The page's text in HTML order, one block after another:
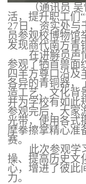
（通讯员
活，提升职工们
27日，资实处与
员参观校博物
发现商代南方青
在讲解员声
参观了牺首兽面
四羊方尊口沿及
各异的青铜器，
造工艺、文化背
并为学校有如此
参观完后，大家
光带，使用各式
摩拳擦掌精心准
赛。
此次参观学
操、提高历史文
心，增进了彼此
力。